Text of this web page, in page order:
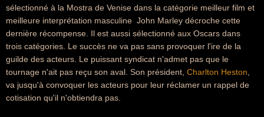
sélectionné à la Mostra de Venise dans la catégorie meilleur film et
meilleure interprétation masculine  John Marley décroche cette
dernière récompense. Il est aussi sélectionné aux Oscars dans
trois catégories. Le succès ne va pas sans provoquer l'ire de la
guilde des acteurs. Le puissant syndicat n'admet pas que le
tournage n'ait pas reçu son aval. Son président, Charlton Heston
va jusqu'à convoquer les acteurs pour leur réclamer un rappel de
cotisation qu'il n'obtiendra pas.